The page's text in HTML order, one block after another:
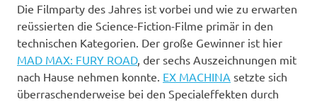
Die Filmparty des Jahres ist vorbei und wie zu erwarten
reüssierten die Science-Fiction-Filme primär in den
technischen Kategorien. Der große Gewinner ist hier
MAD MAX: FURY ROAD, der sechs Auszeichnungen mit
nach Hause nehmen konnte. EX MACHINA setzte sich
überraschenderweise bei den Specialeffekten durch